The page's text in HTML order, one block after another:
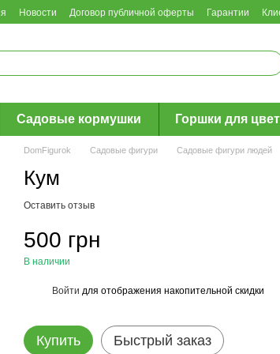
Новости Договор публичной оферты Гарантии
Садовые кормушки Горшки для
DomFigurok Садовые фигури Садовые фигури людей
Кум
Оставить отзыв
500 грн
В наличии
Войти для отображения накопительной скидки
Купить Быстрый заказ